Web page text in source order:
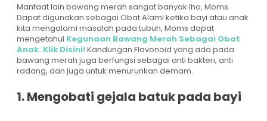
Manfaat lain bawang merah sangat banyak lho, Moms.
Dapat digunakan sebagai Obat Alami ketika bayi atau anak
kita mengalami masalah pada tubuh, Moms dapat
mengetahui Kegunaan Bawang Merah Sebagai Obat
Anak. Klik Disini!Kandungan Flavonoid yang ada pada
bawang merah juga berfungsi sebagai anti bakteri, anti
radang, dan juga untuk menurunkan demam.
1. Mengobati gejala batuk pada bayi